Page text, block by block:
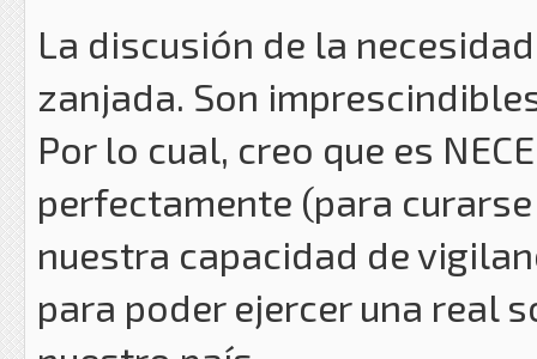
La discusión de la
zanjada. Son
Por lo cual, creo que es
perfectamente (para
nuestra capacidad de
para poder ejercer una real